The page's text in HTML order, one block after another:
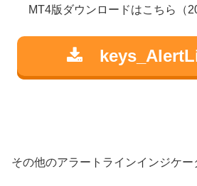
MT4版ダウンロードはこちら（
その他のアラートラインインジケー